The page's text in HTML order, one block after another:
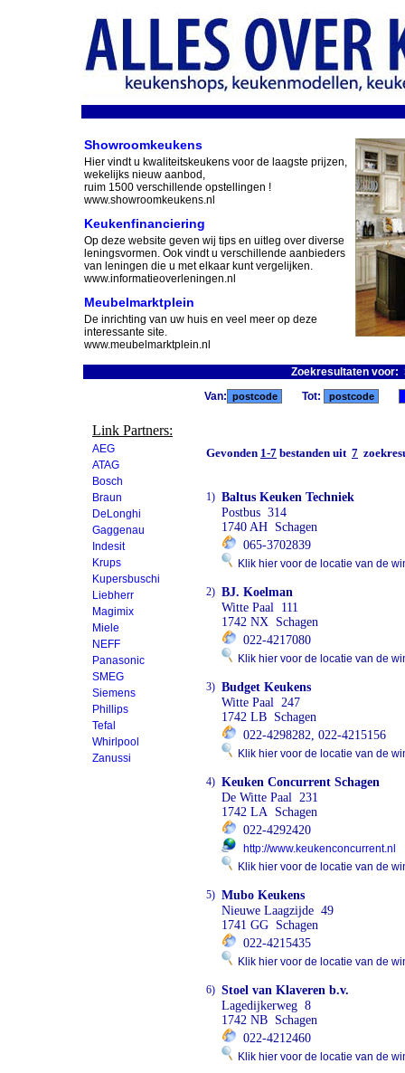
Showroomkeukens
Hier vindt u kwaliteitskeukens voor de laagste prijzen,
wekelijks nieuw aanbod,
ruim 1500 verschillende opstellingen !
www.showroomkeukens.nl
Keukenfinanciering
Op deze website geven wij tips en uitleg over diverse
leningsvormen. Ook vindt u verschillende aanbieders
van leningen die u met elkaar kunt vergelijken.
www.informatieoverleningen.nl
Meubelmarktplein
De inrichting van uw huis en veel meer op deze
interessante site.
www.meubelmarktplein.nl
Zoekresultaten voor:
Link Partners:
AEG
ATAG
Bosch
Braun
DeLonghi
Gaggenau
Indesit
Krups
Kupersbuschi
Liebherr
Magimix
Miele
NEFF
Panasonic
SMEG
Siemens
Phillips
Tefal
Whirlpool
Zanussi
Van: Tot:
Gevonden 1-7 bestanden uit 7
1) Baltus Keuken Techniek
Postbus 314
1740 AH Schagen
065-3702839
Klik hier voor de locatie van de
2) BJ. Koelman
Witte Paal 111
1742 NX Schagen
022-4217080
Klik hier voor de locatie van de
3) Budget Keukens
Witte Paal 247
1742 LB Schagen
022-4298282, 022-4215156
Klik hier voor de locatie van de
4) Keuken Concurrent Schagen
De Witte Paal 231
1742 LA Schagen
022-4292420
http://www.keukenconcurrent.nl
Klik hier voor de locatie van de
5) Mubo Keukens
Nieuwe Laagzijde 49
1741 GG Schagen
022-4215435
Klik hier voor de locatie van de
6) Stoel van Klaveren b.v.
Lagedijkerweg 8
1742 NB Schagen
022-4212460
Klik hier voor de locatie van de